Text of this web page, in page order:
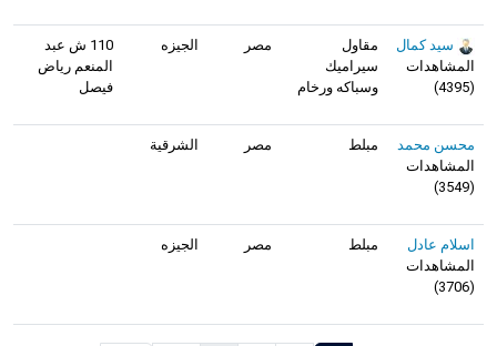
سيد كمال
المشاهدات
(
4395
)
مقاول
سيراميك
وسباكه ورخام
مصر الجيزه
110 ش عبد
المنعم رياض
فيصل
محسن محمد
المشاهدات
(
3549
)
مبلط مصر الشرقية
اسلام عادل
المشاهدات
(
3706
)
مبلط مصر الجيزه